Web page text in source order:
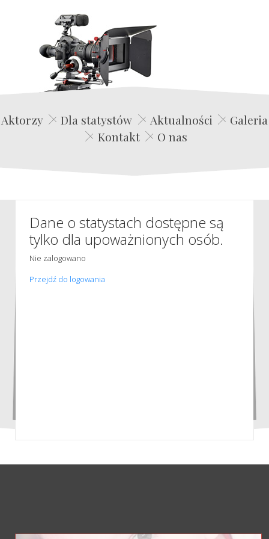
Edwin Film Agencja Aktorska
Aktorzy Dla statystów Aktualności
Galeria
Kontakt
O nas
Dane o statystach dostępne są
tylko dla upoważnionych osób.
Nie zalogowano
Przejdź do logowania